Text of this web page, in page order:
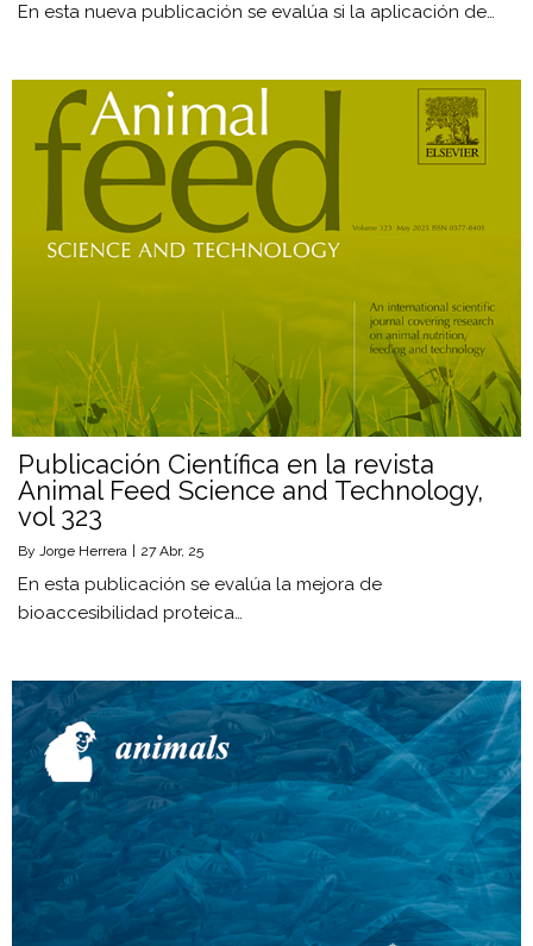
En esta nueva publicación se evalúa si la aplicación de…
Publicación Científica en la revista
Animal Feed Science and Technology,
vol 323
By Jorge Herrera 27 Abr, 25
En esta publicación se evalúa la mejora de
bioaccesibilidad proteica…